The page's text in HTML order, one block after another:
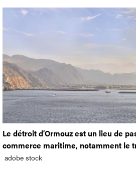
Le détroit d’Ormouz est un lieu de
commerce maritime, notamment le
adobe stock